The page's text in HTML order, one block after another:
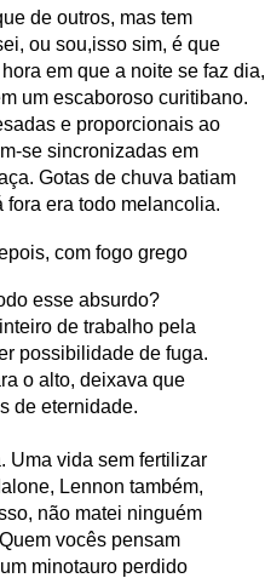
de outros, mas tem
ou sou,isso sim, é que
em que a noite se faz dia,
um escaboroso curitibano.
e proporcionais ao
se sincronizadas em
Gotas de chuva batiam
era todo melancolia.
com fogo grego
esse absurdo?
de trabalho pela
possibilidade de fuga.
o alto, deixava que
de eternidade.
Uma vida sem fertilizar
Lennon também,
não matei ninguém
vocês pensam
minotauro perdido